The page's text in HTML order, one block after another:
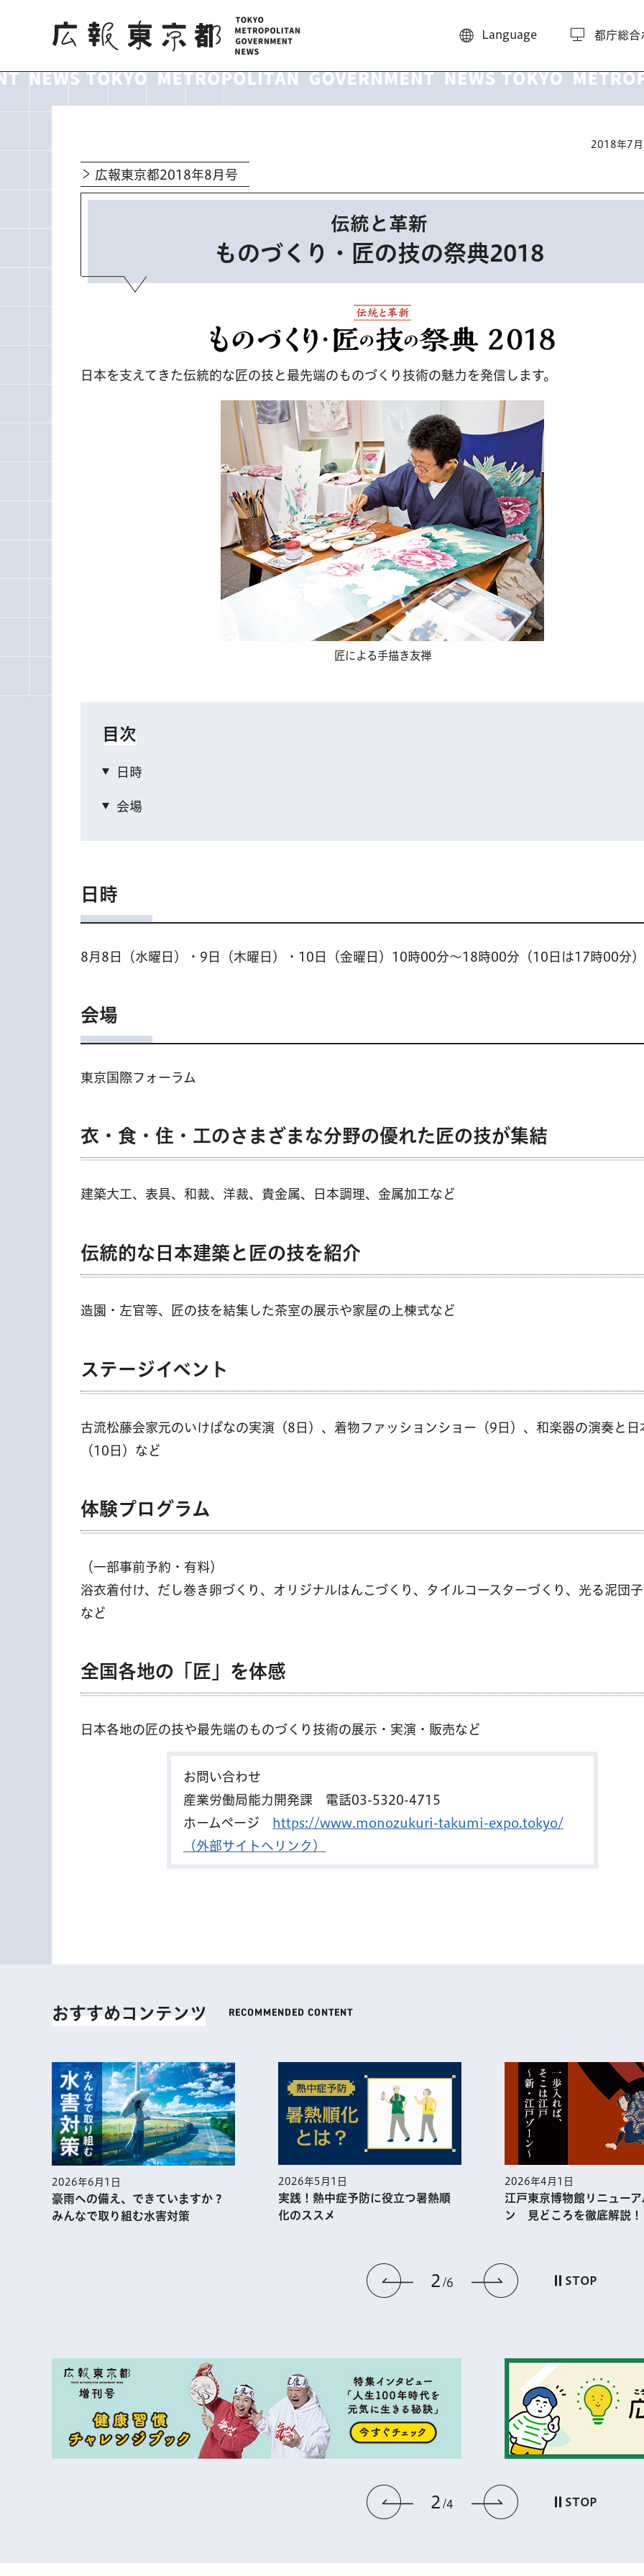
広報東京都
Language 都庁総合
2018年7
広報東京都2018年8月号
伝統と革新
ものづくり・匠の技の祭典2018
日本を支えてきた伝統的な匠の技と最先端のものづくり技術の魅力を発信します。
匠による手描き友禅
目次
日時
会場
日時
8月8日（水曜日）・9日（木曜日）・10日（金曜日）10時00分〜18時00分（10日は17時00分）
会場
東京国際フォーラム
衣・食・住・工のさまざまな分野の優れた匠の技が集結
建築大工、表具、和裁、洋裁、貴金属、日本調理、金属加工など
伝統的な日本建築と匠の技を紹介
造園・左官等、匠の技を結集した茶室の展示や家屋の上棟式など
ステージイベント
古流松藤会家元のいけばなの実演（8日）、着物ファッションショー（9日）、和楽器の演奏と日
（10日）など
体験プログラム
（一部事前予約・有料）
浴衣着付け、だし巻き卵づくり、オリジナルはんこづくり、タイルコースターづくり、光る泥団
など
全国各地の「匠」を体感
日本各地の匠の技や最先端のものづくり技術の展示・実演・販売など
お問い合わせ
産業労働局能力開発課 電話03-5320-4715
ホームページ
https://www.monozukuri-takumi-expo.tokyo/
（外部サイトへリンク）
おすすめコンテンツ
前のスライドを表示
3 6 次のスライド
STOP
2026年5月1日
実践！熱中症予防に役⽴つ暑熱順
化のススメ
2026年4月1日
江戸東京博物館リニューアルオープ
ン 見どころを徹底解説！
2026年3月1日
一人ひとりが幸せを実感
世界で一番の都市・東京へ
前のスライドを表示
3 4 次のスライド
STOP